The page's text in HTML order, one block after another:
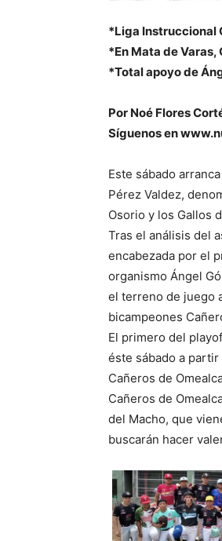
*Liga Instruccional
*En Mata de
*Total apoyo de
Por Noé Flores
Síguenos en
Este sábado
Pérez Valdez,
Osorio y los Gallos
Tras el análisis del
encabezada por el
organismo Ángel
el terreno de juego
bicampeones
El primero del
éste sábado a
Cañeros de
Cañeros de
del Macho, que
buscarán hacer